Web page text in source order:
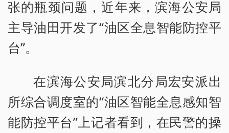
张的瓶颈问题，近年来，滨海公安局
主导油田开发了“油区全息智能防控平
台”。
在滨海公安局滨北分局宏安派出
所综合调度室的“油区智能全息感知智
能防控平台”上记者看到，在民警的操